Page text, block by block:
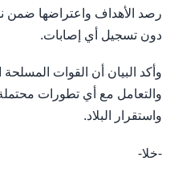
رصد الأهداف واعتراضها ضمن
دون تسجيل أي إصابات.
وأكد البيان أن القوات المسلحة
والتعامل مع أي تطورات
واستقرار البلاد.
-خلا-